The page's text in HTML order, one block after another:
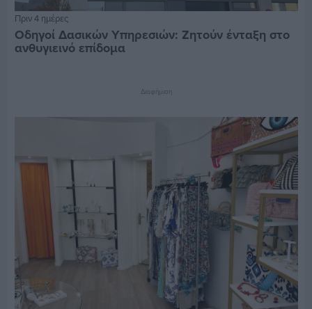
Πριν 4 ημέρες
Οδηγοί Δασικών Υπηρεσιών: Ζητούν ένταξη στο
ανθυγιεινό επίδομα
Διαφήμιση